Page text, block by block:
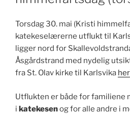
Torsdag 30. mai (Kristi
katekeselærerne utflukt til
ligger nord for
Åsgårdstrand med nydelig
fra St. Olav kirke til Karlsvika her
Utflukten er både for familiene
i katekesenog for alle andre i